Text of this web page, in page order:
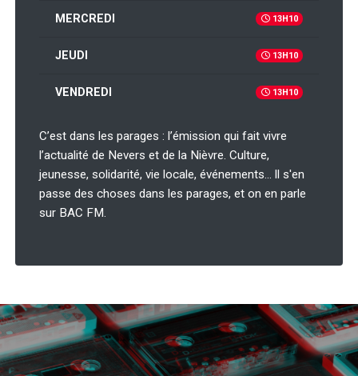
MERCREDI 13H10
JEUDI 13H10
VENDREDI 13H10
C’est dans les parages : l’émission qui fait vivre
l’actualité de Nevers et de la Nièvre. Culture,
jeunesse, solidarité, vie locale, événements… ll s'en
passe des choses dans les parages, et on en parle
sur BAC FM.